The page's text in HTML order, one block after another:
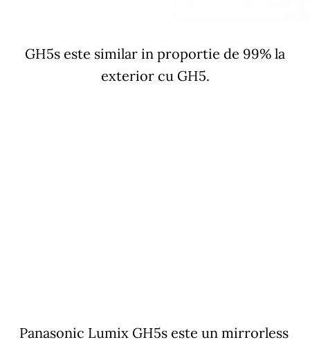
GH5s este similar in proportie de 99% la
exterior cu GH5.
Panasonic Lumix GH5s este un mirrorless